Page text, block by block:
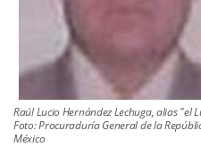
Raúl Lucio Hernández Lechuga, alias "el
Foto: Procuraduría General de la
México